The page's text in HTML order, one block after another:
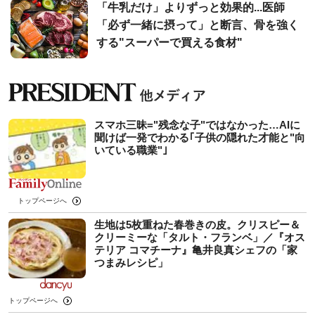
「牛乳だけ」よりずっと効果的...医師
「必ず一緒に摂って」と断言、骨を強く
する"スーパーで買える食材"
スマホ三昧="残念な子"ではなかった…AIに
聞けば一発でわかる｢子供の隠れた才能と"向
いている職業"｣
トップページへ
生地は5枚重ねた春巻きの皮。クリスピー＆
クリーミーな「タルト・フランベ」／『オス
テリア コマチーナ』亀井良真シェフの「家
つまみレシピ」
トップページへ